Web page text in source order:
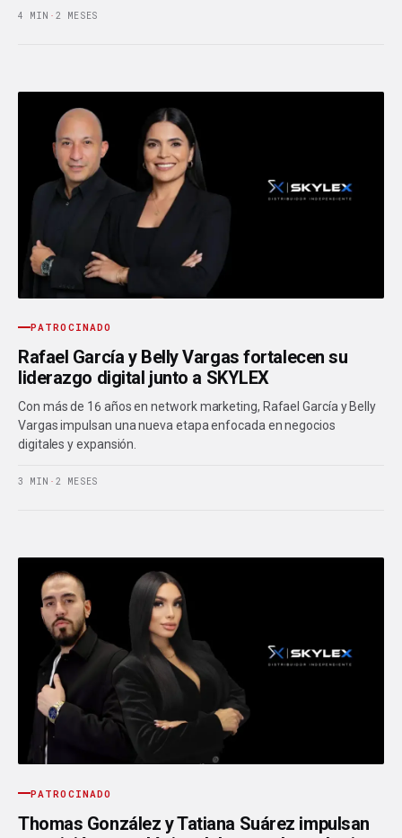
4 MIN · 2 MESES
PATROCINADO
Rafael García y Belly Vargas fortalecen su
liderazgo digital junto a SKYLEX
Con más de 16 años en network marketing, Rafael García y Belly
Vargas impulsan una nueva etapa enfocada en negocios
digitales y expansión.
3 MIN · 2 MESES
PATROCINADO
Thomas González y Tatiana Suárez impulsan